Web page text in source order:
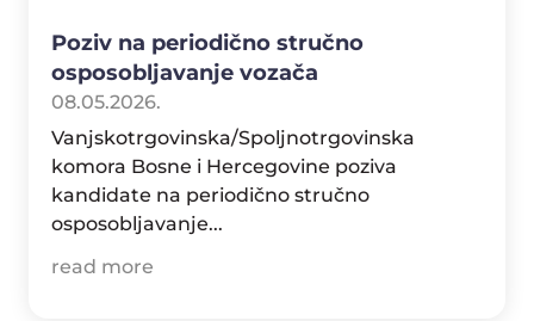
Poziv na periodično stručno
osposobljavanje vozača
08.05.2026.
Vanjskotrgovinska/Spoljnotrgovinska
komora Bosne i Hercegovine poziva
kandidate na periodično stručno
osposobljavanje...
read more